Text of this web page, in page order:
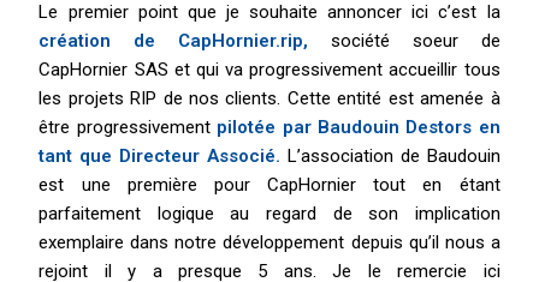
Le premier point que je souhaite annoncer ici c’est la
création de CapHornier.rip, société soeur de
CapHornier SAS et qui va progressivement accueillir tous
les projets RIP de nos clients. Cette entité est amenée à
être progressivement pilotée par Baudouin Destors en
tant que Directeur Associé. L’association de Baudouin
est une première pour CapHornier tout en étant
parfaitement logique au regard de son implication
exemplaire dans notre développement depuis qu’il nous a
rejoint il y a presque 5 ans. Je le remercie ici